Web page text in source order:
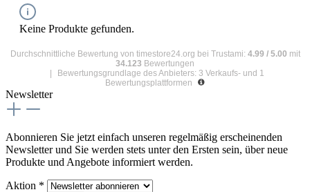
Keine Produkte gefunden.
Durchschnittliche Bewertung von timestore24.org bei Trustami: 4.99 / 5.00 mit
34.123 Bewertungen
|
Bewertungsgrundlage des Anbieters: 3 Verkaufs- und 1
Bewertungsplattformen
Newsletter
Abonnieren Sie jetzt einfach unseren regelmäßig erscheinenden
Newsletter und Sie werden stets unter den Ersten sein, über neue
Produkte und Angebote informiert werden.
Aktion *